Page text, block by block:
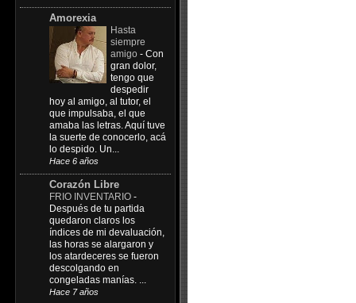
Amorexia
Hasta
siempre
amigo - Con
gran dolor,
tengo que
despedir
hoy al amigo, al tutor, el
que impulsaba, el que
amaba las letras. Aquí tuve
la suerte de conocerlo, acá
lo despido. Un...
Hace 6 años
Corazón Libre
FRIO INVENTARIO -
Después de tu partida
quedaron claros los
índices de mi devaluación,
las horas se alargaron y
los atardeceres se fueron
descolgando en
congeladas manías. ...
Hace 7 años